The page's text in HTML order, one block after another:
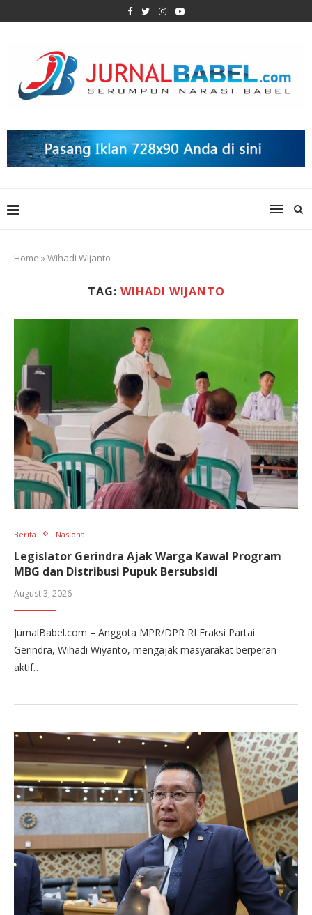
Home »Wihadi Wijanto
TAG: WIHADI WIJANTO
Berita Nasional
Legislator Gerindra Ajak Warga Kawal Program
MBG dan Distribusi Pupuk Bersubsidi
August 3, 2026
JurnalBabel.com – Anggota MPR/DPR RI Fraksi Partai
Gerindra, Wihadi Wiyanto, mengajak masyarakat berperan
aktif…